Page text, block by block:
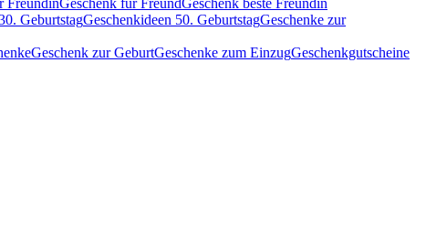
FreundinGeschenk für FreundGeschenk beste Freundin
GeburtstagGeschenkideen 50. GeburtstagGeschenke zur
Geschenk zur GeburtGeschenke zum EinzugGeschenkgutscheine